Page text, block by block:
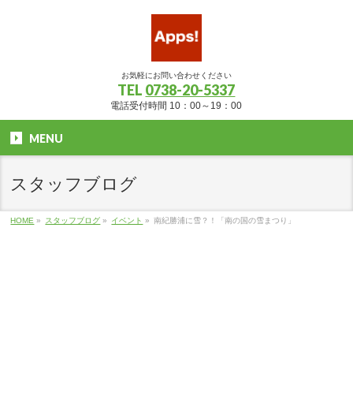
お気軽にお問い合わせください
TEL 0738-20-5337
電話受付時間 10：00～19：00
MENU
スタッフブログ
HOME » スタッフブログ » イベント » 南紀勝浦に雪？！「南の国の雪まつり」